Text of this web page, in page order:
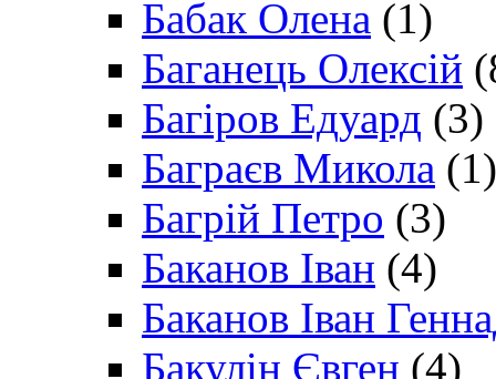
Бабак Олена (1)
Баганець Олексій
Багіров Едуард (3)
Баграєв Микола (1)
Багрій Петро (3)
Баканов Іван (4)
Баканов Іван
Бакулін Євген (4)